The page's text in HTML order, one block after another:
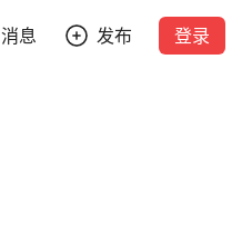
消息 发布 登录